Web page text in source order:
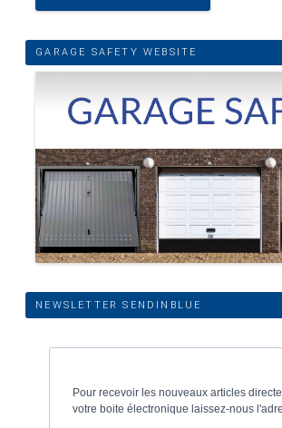
GARAGE SAFETY WEBSITE
NEWSLETTER SENDINBLUE